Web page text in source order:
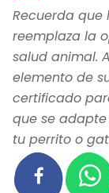
Recuerda
reemplaza la
salud animal.
elemento de
certificado
que se
tu perrito o